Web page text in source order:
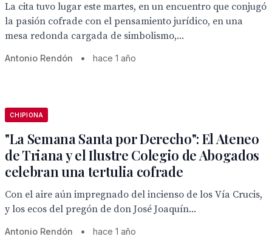
La cita tuvo lugar este martes, en un encuentro que conjugó
la pasión cofrade con el pensamiento jurídico, en una
mesa redonda cargada de simbolismo,...
Antonio Rendón • hace 1 año
CHIPIONA
"La Semana Santa por Derecho": El Ateneo
de Triana y el Ilustre Colegio de Abogados
celebran una tertulia cofrade
Con el aire aún impregnado del incienso de los Vía Crucis,
y los ecos del pregón de don José Joaquín...
Antonio Rendón • hace 1 año